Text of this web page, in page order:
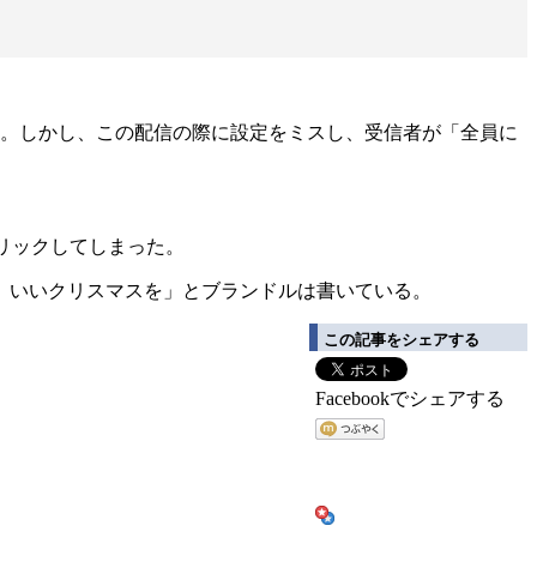
しかし、この配信の際に設定をミスし、受信者が「全員に
クしてしまった。
いクリスマスを」とブランドルは書いている。
この記事をシェアする
Facebookでシェアする